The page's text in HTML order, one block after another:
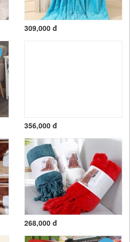
309,000 đ
356,000 đ
268,000 đ